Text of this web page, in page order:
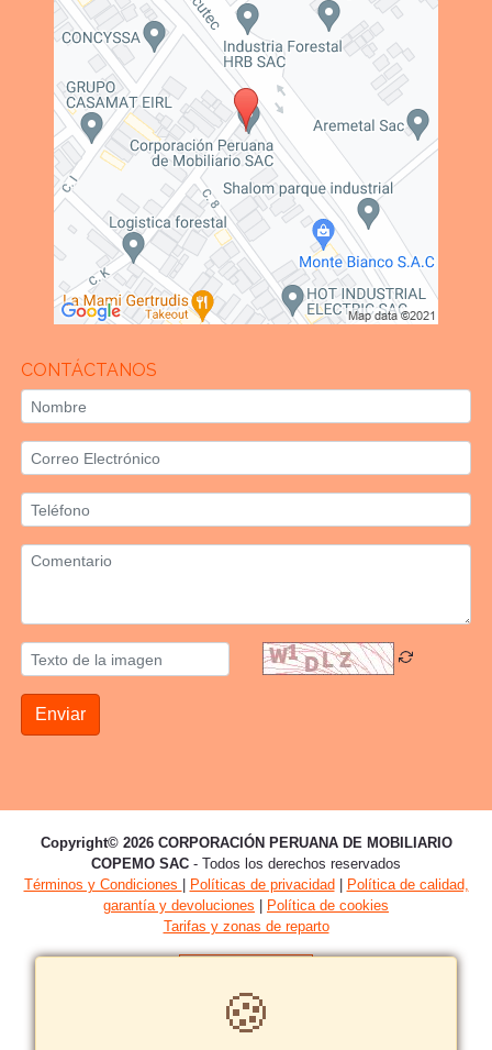
CONTÁCTANOS
Enviar
Copyright© 2026 CORPORACIÓN PERUANA DE MOBILIARIO
COPEMO SAC - Todos los derechos reservados
Términos y Condiciones
Políticas de privacidad
Política de calidad,
garantía y devoluciones
Política de cookies
Tarifas y zonas de reparto
🍪